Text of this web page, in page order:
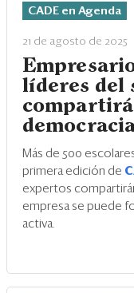
CADE en Agenda
21 de agosto de 2025
líderes del
Más de 500
primera edición de
expertos
empresa se puede
activa.